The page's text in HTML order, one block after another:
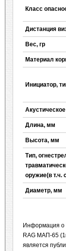
Класс
Дистанция
Вес, гр
Материал
Инициатор,
Длина, мм
Высота, мм
Тип,
оружие(в т.ч.
Диаметр, мм
Информация о
RAG МАП-65
является